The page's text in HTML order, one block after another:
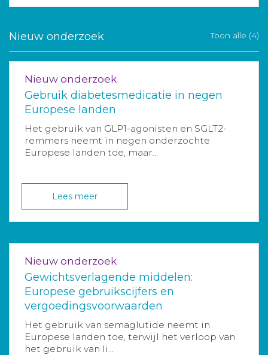
Nieuw onderzoek Toon alle (4)
Nieuw onderzoek
Gebruik diabetesmedicatie in negen
Europese landen
Het gebruik van GLP1-agonisten en SGLT2-
remmers neemt in negen onderzochte
Europese landen toe, maar...
Lees meer
Nieuw onderzoek
Gewichtsverlagende middelen:
Europese gebruikscijfers en
vergoedingsvoorwaarden
Het gebruik van semaglutide neemt in
Europese landen toe, terwijl het verloop van
het gebruik van li...